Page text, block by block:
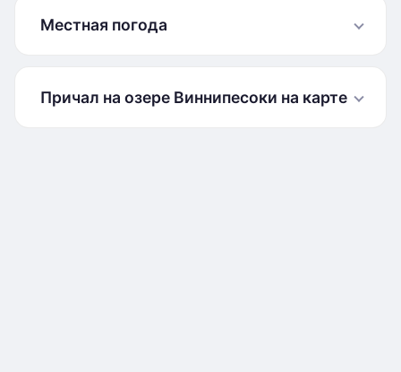
Местная погода
Причал на озере Виннипесоки на карте